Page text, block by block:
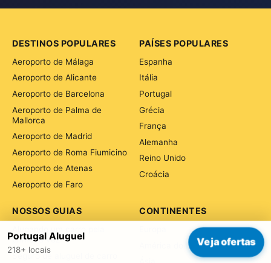
Portugal Aluguel
218+ locais
Veja ofertas
DESTINOS POPULARES
Aeroporto de Málaga
Aeroporto de Alicante
Aeroporto de Barcelona
Aeroporto de Palma de
Mallorca
Aeroporto de Madrid
Aeroporto de Roma Fiumicino
Aeroporto de Atenas
Aeroporto de Faro
PAÍSES POPULARES
Espanha
Itália
Portugal
Grécia
França
Alemanha
Reino Unido
Croácia
CONTINENTES
América do Norte
NOSSOS GUIAS
primeira vez
Seguro de aluguel de carro